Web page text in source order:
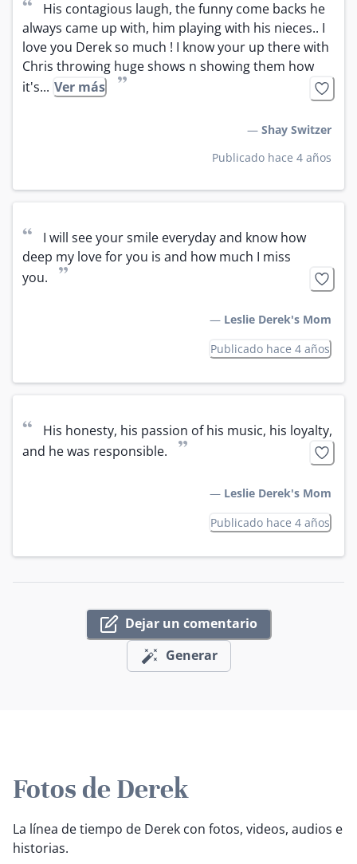
“
His contagious laugh, the funny come backs he
always came up with, him playing with his nieces.. I
love you Derek so much ! I know your up there with
Chris throwing huge shows n showing them how
it's... Ver más ”
— Shay Switzer
Publicado hace 4 años
“
I will see your smile everyday and know how
deep my love for you is and how much I miss
you.
”
— Leslie Derek's Mom
Publicado hace 4 años
“
His honesty, his passion of his music, his loyalty,
and he was responsible.
”
— Leslie Derek's Mom
Publicado hace 4 años
Dejar un comentario
Generar
Fotos de Derek
La línea de tiempo de Derek con fotos, videos, audios e
historias.